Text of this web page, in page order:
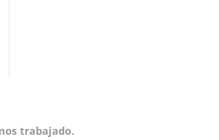
trabajado.